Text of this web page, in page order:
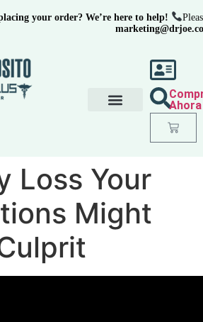
Ahora
Loss Your
Might
your order? We’re here to help!